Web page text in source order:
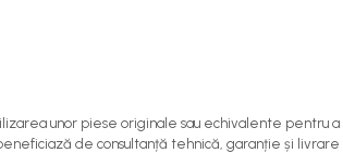
unor piese originale sau echivalente pentru
de consultanță tehnică, garanție și livrare